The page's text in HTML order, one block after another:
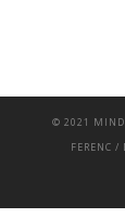
© 2021
FERENC /